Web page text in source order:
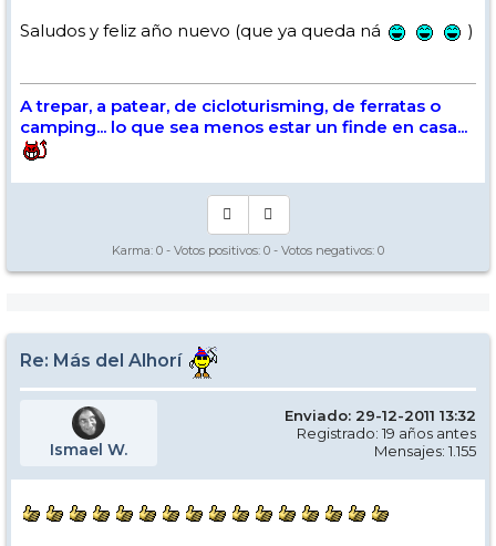
Saludos y feliz año nuevo (que ya queda ná
)
A trepar, a patear, de cicloturisming, de ferratas o
camping... lo que sea menos estar un finde en casa...
Karma: 0 - Votos positivos: 0 - Votos negativos: 0
Re: Más del Alhorí
Ismael W.
Enviado: 29-12-2011 13:32
Registrado: 19 años antes
Mensajes: 1.155